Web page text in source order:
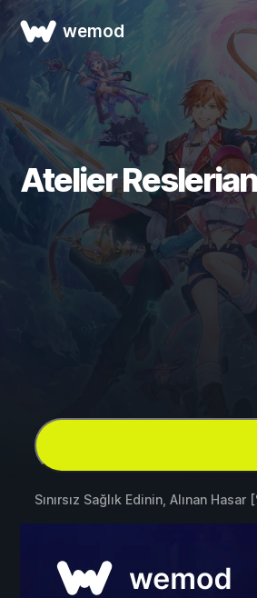
wemod
Atelier
Sınırsız Sağlık Edinin, Alınan Hasar